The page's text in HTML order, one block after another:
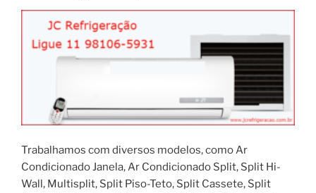
Trabalhamos com diversos modelos, como Ar
Condicionado Janela, Ar Condicionado Split, Split Hi-
Wall, Multisplit, Split Piso-Teto, Split Cassete, Split